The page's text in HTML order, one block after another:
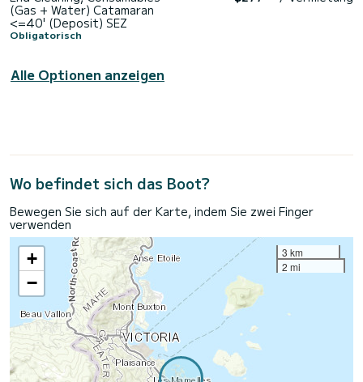
(Gas + Water) Catamaran
<=40' (Deposit) SEZ
Obligatorisch
Alle Optionen anzeigen
Wo befindet sich das Boot?
Bewegen Sie sich auf der Karte, indem Sie zwei Finger
verwenden
+
−
3 km
2 mi